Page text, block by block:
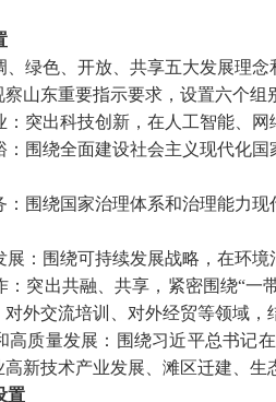
、绿色、开放、共享五大发展理
山东重要指示要求，设置六个组
：突出科技创新，在人工智能、
：围绕全面建设社会主义现代化
：围绕国家治理体系和治理能力
展：围绕可持续发展战略，在环
：突出共融、共享，紧密围绕“一
外交流培训、对外经贸等领域，
高质量发展：围绕习近平总书记
新技术产业发展、滩区迁建、生
置